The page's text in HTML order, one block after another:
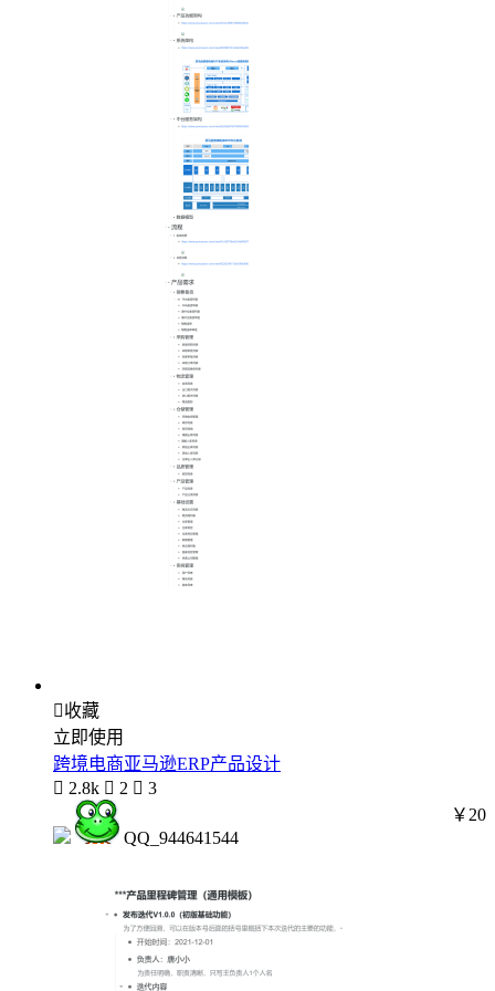
收藏
立即使用
跨境电商亚马逊ERP产品设计
 2.8k  2  3
QQ_944641544
￥20